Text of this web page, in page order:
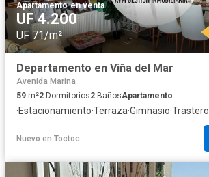
Apartamento·en venta
UF 4.200
UF 71/m²
Departamento en Viña del Mar
Avenida Marina
59 m²2 Dormitorios2 BañosApartamento
·Estacionamiento·Terraza·Gimnasio·Trastero
Nuevo en Toctoc